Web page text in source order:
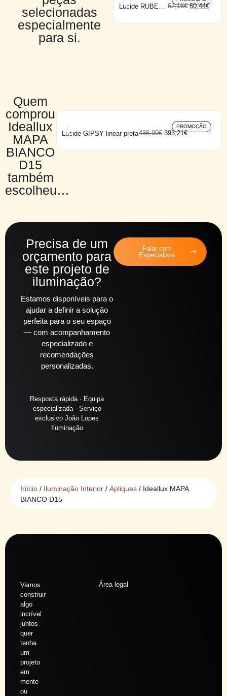
selecionadas
especialmente
para si.
Lucide RUBEN
67,16€ 60,44€
Quem
comprou
Ideallux
MAPA
BIANCO
D15
também
escolheu…
PROMOÇÃO
Lucide GIPSY linear preta436,90€ 393,21€
Precisa de um
orçamento para
este projeto de
iluminação?
Estamos disponíveis para o
ajudar a definir a solução
perfeita para o seu espaço
— com acompanhamento
especializado e
recomendações
personalizadas.
Resposta rápida · Equipa
especializada · Serviço
exclusivo João Lopes
Iluminação
Falar com
Especialista
Início / Iluminação Interior / Apliques / Ideallux MAPA
BIANCO D15
Vamos
construir
algo
incrível
juntos
quer
tenha
um
projeto
em
mente
ou
Área legal